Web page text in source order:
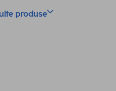
produse